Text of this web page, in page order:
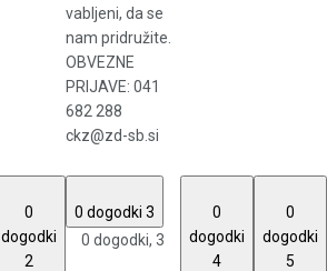
vabljeni, da se
nam pridružite.
OBVEZNE
PRIJAVE: 041
682 288
ckz@zd-sb.si
0
dogodki
2
0 dogodki 3
0 dogodki, 3
0
dogodki
4
0
dogodki
5